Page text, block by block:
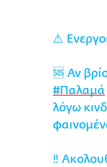
⚠️
🆘 Αν
#Παλαμά
λόγω
‼️